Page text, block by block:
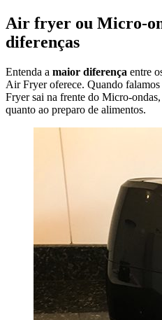
Air fryer ou Micro-
diferenças
Entenda a maior diferença entre
Air Fryer oferece. Quando
Fryer sai na frente do Micro-
quanto ao preparo de alimentos.